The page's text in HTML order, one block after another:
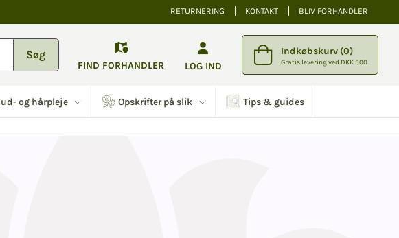
RETURNERING KONTAKT BLIV FORHANDLER
Søg
FIND FORHANDLER LOG IND
Indkøbskurv (0)
Gratis levering ved DKK 500
og hårpleje Opskrifter på slik Tips & guides